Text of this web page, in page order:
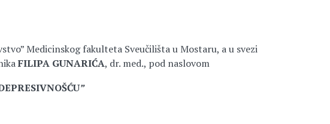
Medicinskog fakulteta Sveučilišta u Mostaru, a u svezi
FILIPA GUNARIĆA, dr. med., pod naslovom
”